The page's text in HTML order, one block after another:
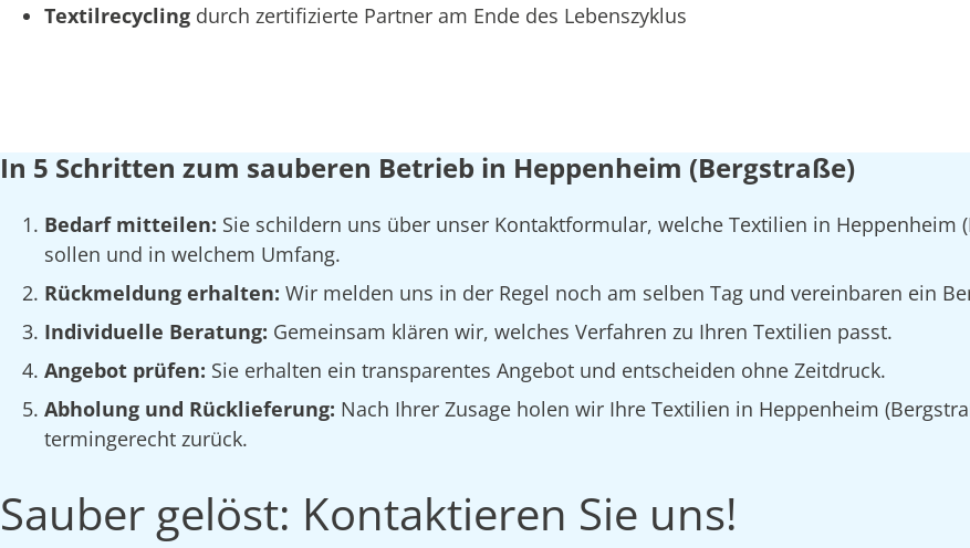
Textilrecycling durch zertifizierte Partner am Ende des Lebenszyklus
In 5 Schritten zum sauberen Betrieb in Heppenheim (Bergstraße)
Bedarf mitteilen: Sie schildern uns über unser Kontaktformular, welche Textilien in Heppenheim
sollen und in welchem Umfang.
Rückmeldung erhalten: Wir melden uns in der Regel noch am selben Tag und vereinbaren ein
Individuelle Beratung: Gemeinsam klären wir, welches Verfahren zu Ihren Textilien passt.
Angebot prüfen: Sie erhalten ein transparentes Angebot und entscheiden ohne Zeitdruck.
Abholung und Rücklieferung: Nach Ihrer Zusage holen wir Ihre Textilien in Heppenheim
termingerecht zurück.
Sauber gelöst: Kontaktieren Sie uns!